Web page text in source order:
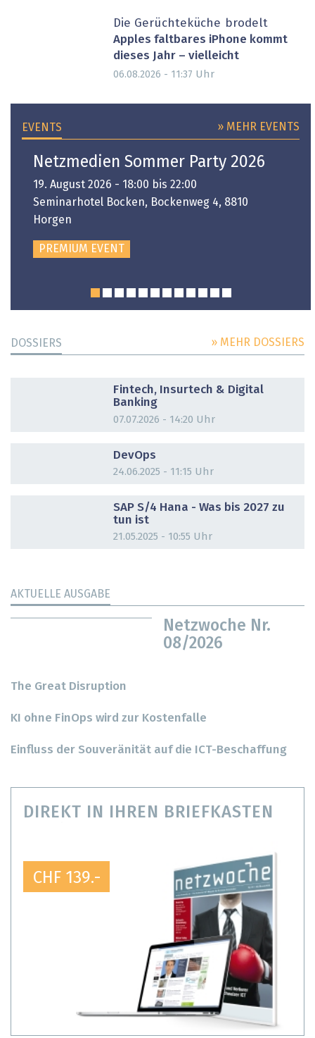
Die Gerüchteküche brodelt
Apples faltbares iPhone kommt
dieses Jahr – vielleicht
06.08.2026 - 11:37 Uhr
EVENTS » MEHR EVENTS
Netzmedien Sommer Party 2026
19. August 2026 - 18:00 bis 22:00
Seminarhotel Bocken, Bockenweg 4, 8810
Horgen
PREMIUM EVENT
DOSSIERS » MEHR DOSSIERS
Fintech, Insurtech & Digital
Banking
07.07.2026 - 14:20 Uhr
DevOps
24.06.2025 - 11:15 Uhr
SAP S/4 Hana - Was bis 2027 zu
tun ist
21.05.2025 - 10:55 Uhr
AKTUELLE AUSGABE
Netzwoche Nr.
08/2026
The Great Disruption
KI ohne FinOps wird zur Kostenfalle
Einfluss der Souveränität auf die ICT-Beschaffung
DIREKT IN IHREN BRIEFKASTEN
CHF 139.-